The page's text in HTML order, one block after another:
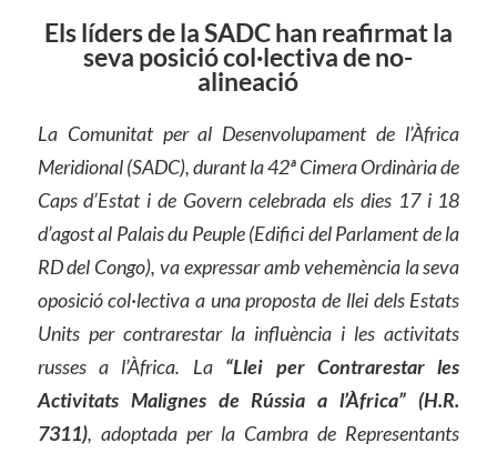
Els líders de la SADC han reafirmat la
seva posició col·lectiva de no-
alineació
La Comunitat per al Desenvolupament de l’Àfrica
Meridional (SADC), durant la 42ª Cimera Ordinària de
Caps d’Estat i de Govern celebrada els dies 17 i 18
d’agost al Palais du Peuple (Edifici del Parlament de la
RD del Congo), va expressar amb vehemència la seva
oposició col·lectiva a una proposta de llei dels Estats
Units per contrarestar la influència i les activitats
russes a l’Àfrica. La “Llei perContrarestar les
Activitats Malignes de Rússia a l’Àfrica” ​​(H.R.
7311), adoptada per la Cambra de Representants